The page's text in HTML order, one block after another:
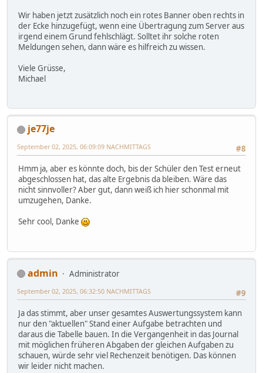
Wir haben jetzt zusätzlich noch ein rotes Banner oben rechts in
der Ecke hinzugefügt, wenn eine Übertragung zum Server aus
irgend einem Grund fehlschlägt. Solltet ihr solche roten
Meldungen sehen, dann wäre es hilfreich zu wissen.
Viele Grüsse,
Michael
je77je
#8
September 02, 2025, 06:09:09 NACHMITTAGS
Hmm ja, aber es könnte doch, bis der Schüler den Test erneut
abgeschlossen hat, das alte Ergebnis da bleiben. Wäre das
nicht sinnvoller? Aber gut, dann weiß ich hier schonmal mit
umzugehen, Danke.
Sehr cool, Danke
admin
Administrator
#9
September 02, 2025, 06:32:50 NACHMITTAGS
Ja das stimmt, aber unser gesamtes Auswertungssystem kann
nur den "aktuellen" Stand einer Aufgabe betrachten und
daraus die Tabelle bauen. In die Vergangenheit in das Journal
mit möglichen früheren Abgaben der gleichen Aufgaben zu
schauen, würde sehr viel Rechenzeit benötigen. Das können
wir leider nicht machen.